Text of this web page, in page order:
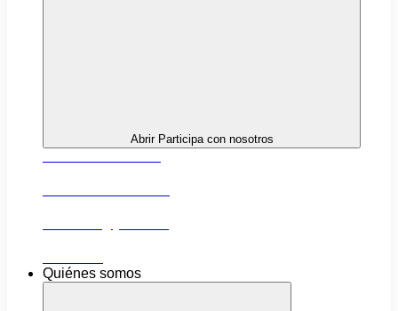
Abrir Participa con nosotros
Quiénes somos